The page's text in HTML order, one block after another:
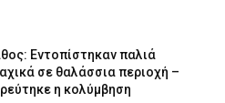
Εντοπίστηκαν παλιά
σε θαλάσσια περιοχή –
η κολύμβηση